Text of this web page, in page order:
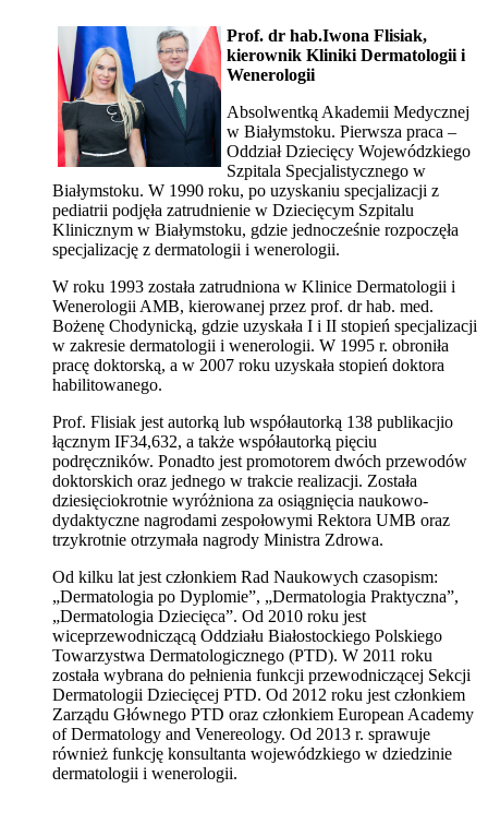
Prof. dr hab.Iwona Flisiak,
kierownik Kliniki Dermatologii i
Wenerologii
Absolwentką Akademii Medycznej
w Białymstoku. Pierwsza praca –
Oddział Dziecięcy Wojewódzkiego
Szpitala Specjalistycznego w
Białymstoku. W 1990 roku, po uzyskaniu specjalizacji z
pediatrii podjęła zatrudnienie w Dziecięcym Szpitalu
Klinicznym w Białymstoku, gdzie jednocześnie rozpoczęła
specjalizację z dermatologii i wenerologii.
W roku 1993 została zatrudniona w Klinice Dermatologii i
Wenerologii AMB, kierowanej przez prof. dr hab. med.
Bożenę Chodynicką, gdzie uzyskała I i II stopień specjalizacji
w zakresie dermatologii i wenerologii. W 1995 r. obroniła
pracę doktorską, a w 2007 roku uzyskała stopień doktora
habilitowanego.
Prof. Flisiak jest autorką lub współautorką 138 publikacjio
łącznym IF34,632, a także współautorką pięciu
podręczników. Ponadto jest promotorem dwóch przewodów
doktorskich oraz jednego w trakcie realizacji. Została
dziesięciokrotnie wyróżniona za osiągnięcia naukowo-
dydaktyczne nagrodami zespołowymi Rektora UMB oraz
trzykrotnie otrzymała nagrody Ministra Zdrowa.
Od kilku lat jest członkiem Rad Naukowych czasopism:
„Dermatologia po Dyplomie”, „Dermatologia Praktyczna”,
„Dermatologia Dziecięca”. Od 2010 roku jest
wiceprzewodniczącą Oddziału Białostockiego Polskiego
Towarzystwa Dermatologicznego (PTD). W 2011 roku
została wybrana do pełnienia funkcji przewodniczącej Sekcji
Dermatologii Dziecięcej PTD. Od 2012 roku jest członkiem
Zarządu Głównego PTD oraz członkiem European Academy
of Dermatology and Venereology. Od 2013 r. sprawuje
również funkcję konsultanta wojewódzkiego w dziedzinie
dermatologii i wenerologii.